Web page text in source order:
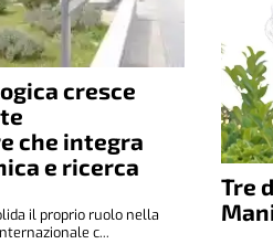
cresce
che integra
e ricerca
il proprio ruolo nella
c...
Tre